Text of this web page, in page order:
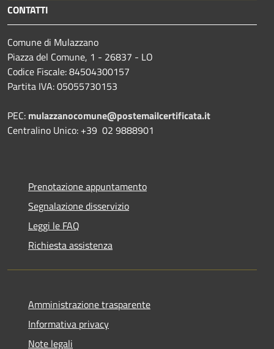
CONTATTI
Comune di Mulazzano
Piazza del Comune, 1 - 26837 - LO
Codice Fiscale: 84504300157
Partita IVA: 05055730153
PEC: mulazzanocomune@postemailcertificata.it
Centralino Unico: +39 02 9888901
Prenotazione appuntamento
Segnalazione disservizio
Leggi le FAQ
Richiesta assistenza
Amministrazione trasparente
Informativa privacy
Note legali